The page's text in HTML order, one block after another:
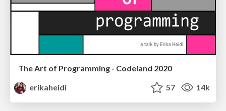
The Art of Programming - Codeland 2020
erikaheidi
57 14k